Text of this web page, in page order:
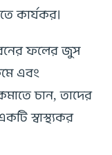
কার্যকর।
ফলের জুস
এবং
চান, তাদের
স্বাস্থ্যকর